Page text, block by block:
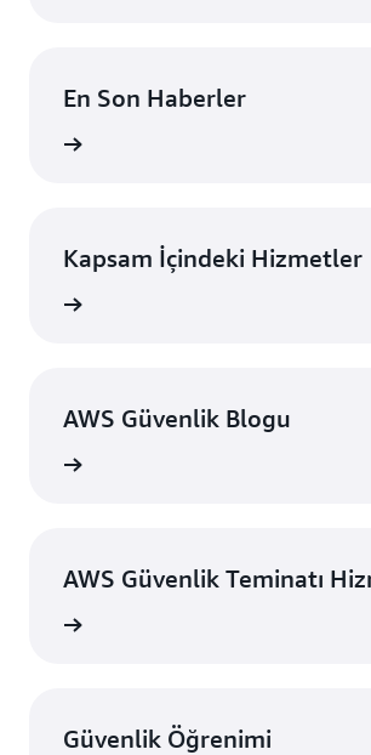
En Son Haberler
Kapsam İçindeki Hizmetler
AWS Güvenlik Blogu
AWS Güvenlik Teminatı
Güvenlik Öğrenimi